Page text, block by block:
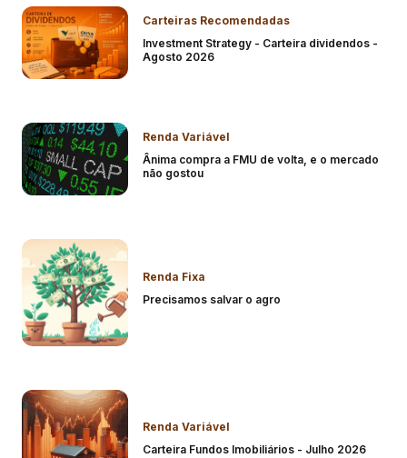
Carteiras Recomendadas
Investment Strategy - Carteira dividendos -
Agosto 2026
Renda Variável
Ânima compra a FMU de volta, e o mercado
não gostou
Renda Fixa
Precisamos salvar o agro
Renda Variável
Carteira Fundos Imobiliários - Julho 2026